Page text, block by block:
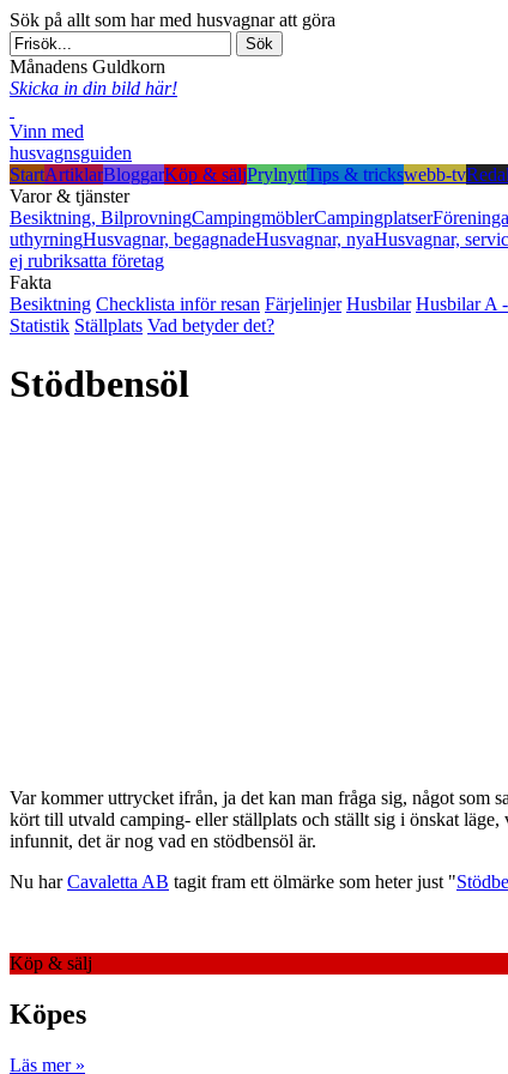
Sök på allt som har med husvagnar att göra
Månadens Guldkorn
Skicka in din bild här!
Vinn med
husvagnsguiden
StartArtiklarBloggarKöp & säljPrylnyttTips & trickswebb-tv
Varor & tjänster
Besiktning, BilprovningCampingmöblerCampingplatser
uthyrningHusvagnar, begagnadeHusvagnar, nyaHusvagnar,
ej rubriksatta företag
Fakta
Besiktning Checklista inför resan Färjelinjer Husbilar Husbilar A
Statistik Ställplats Vad betyder det?
Stödbensöl
Var kommer uttrycket ifrån, ja det kan man fråga sig, något som
kört till utvald camping- eller ställplats och ställt sig i önskat
infunnit, det är nog vad en stödbensöl är.
Nu harCavaletta AB tagit fram ett ölmärke som heter just "
Köp & sälj
Köpes
Läs mer »